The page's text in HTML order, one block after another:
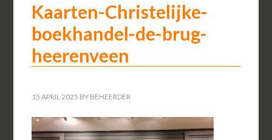
Kaarten-Christelijke-
boekhandel-de-brug-
heerenveen
15 APRIL 2025 BY BEHEERDER